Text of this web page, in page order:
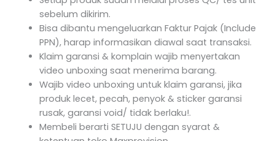
sebelum dikirim.
Bisa dibantu mengeluarkan Faktur Pajak (Include
PPN), harap informasikan diawal saat transaksi.
Klaim garansi & komplain wajib menyertakan
video unboxing saat menerima barang.
Wajib video unboxing untuk klaim garansi, jika
produk lecet, pecah, penyok & sticker garansi
rusak, garansi void/ tidak berlaku!.
Membeli berarti SETUJU dengan syarat &